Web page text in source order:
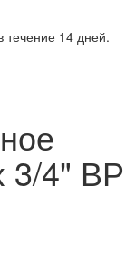
течение 14 дней.
3/4" ВР